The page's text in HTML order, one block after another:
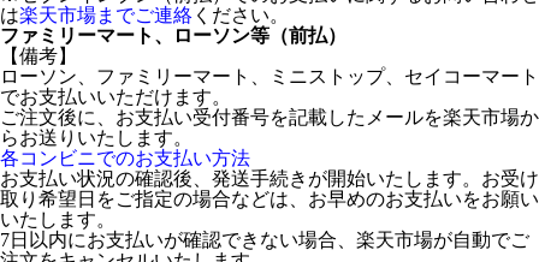
は楽天市場までご連絡 ください。
ファミリーマート、ローソン等（前払）
【備考】
ローソン、ファミリーマート、ミニストップ、セイコーマート
でお支払いいただけます。
ご注文後に、お支払い受付番号を記載したメールを楽天市場か
らお送りいたします。
各コンビニでのお支払い方法
お支払い状況の確認後、発送手続きが開始いたします。お受け
取り希望日をご指定の場合などは、お早めのお支払いをお願い
いたします。
7日以内にお支払いが確認できない場合、楽天市場が自動でご